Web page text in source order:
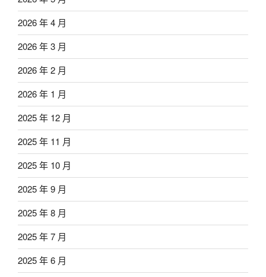
2026 年 4 月
2026 年 3 月
2026 年 2 月
2026 年 1 月
2025 年 12 月
2025 年 11 月
2025 年 10 月
2025 年 9 月
2025 年 8 月
2025 年 7 月
2025 年 6 月